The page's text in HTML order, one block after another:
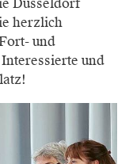
Düsseldorf
herzlich
und
und